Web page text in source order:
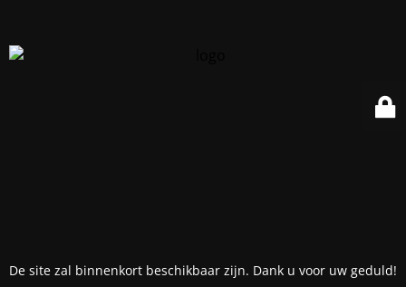
De site zal binnenkort beschikbaar zijn. Dank u voor uw geduld!